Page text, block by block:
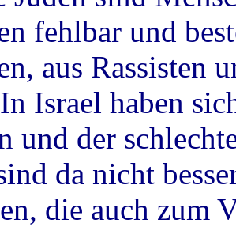
fehlbar und
aus Rassisten
Israel haben
und der
da nicht
die auch zum